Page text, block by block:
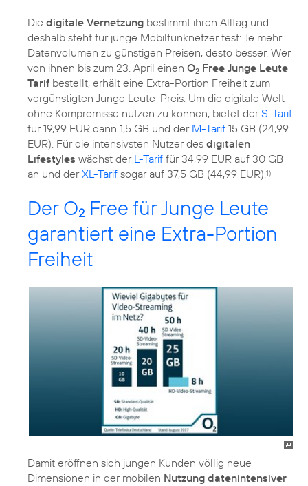
Die digitale Vernetzung bestimmt ihren Alltag und
deshalb steht für junge Mobilfunknetzer fest: Je mehr
Datenvolumen zu günstigen Preisen, desto besser. Wer
von ihnen bis zum 23. April einen O2 Free Junge Leute
Tarif bestellt, erhält eine Extra-Portion Freiheit zum
vergünstigten Junge Leute-Preis. Um die digitale Welt
ohne Kompromisse nutzen zu können, bietet derS-Tarif
für 19,99 EUR dann 1,5 GB und der M-Tarif 15 GB (24,99
EUR). Für die intensivsten Nutzer des digitalen
Lifestyles wächst der L-Tarif für 34,99 EUR auf 30 GB
an und derXL-Tarif sogar auf 37,5 GB (44,99 EUR).1)
Der O2 Free für Junge Leute
garantiert eine Extra-Portion
Freiheit
Damit eröffnen sich jungen Kunden völlig neue
Dimensionen in der mobilen Nutzung datenintensiver